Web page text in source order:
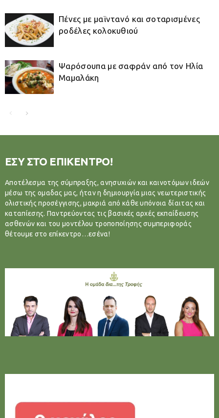
Πένες με μαϊντανό και σοταρισμένες
ροδέλες κολοκυθιού
Ψαρόσουπα με σαφράν από τον Ηλία
Μαμαλάκη
ΕΣΥ ΣΤΟ ΕΠΙΚΕΝΤΡΟ!
Αποτέλεσμα της σύμπραξης, ανησυχιών και καινοτόμων ιδεών
μέσω της ομαδας μας, ήταν η δημιουργία μιας νεωτεριστικής
ολιστικής προσέγγισης, μακριά από κάθε υπόνοια δίαιτας και
καταπίεσης. Παντρεύοντας τις βασικές αρχές εκπαίδευσης
ασθενών και του μοντέλου τροποποίησης συμπεριφοράς
θέτουμε στο επίκεντρο…εσένα!